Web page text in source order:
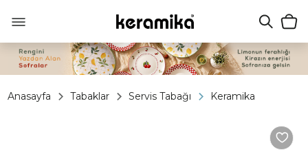
Anasayfa Tabaklar Servis Tabağı Keramika